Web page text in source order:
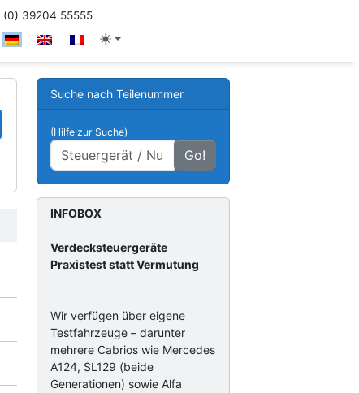
39204 55555
Suche nach Teilenummer
(Hilfe zur Suche)
Go!
INFOBOX
Verdecksteuergeräte
Praxistest statt Vermutung
Wir verfügen über eigene
Testfahrzeuge – darunter
mehrere Cabrios wie Mercedes
A124, SL129 (beide
Generationen) sowie Alfa